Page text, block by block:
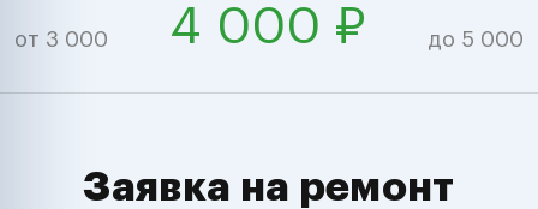
от 3 000 4 000 ₽ до 5 000
Заявка на ремонт